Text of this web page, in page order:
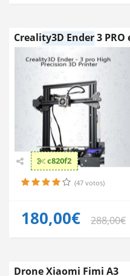
Creality3D Ender 3
c820f2
(47 votos)
180,00€ 288,00€
Drone Xiaomi Fimi A3